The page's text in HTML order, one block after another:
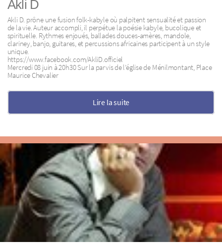
Akli D
Akli D. prône une fusion folk-kabyle où palpitent sensualité et passion
de la vie. Auteur accompli, il perpétue la poésie kabyle, bucolique et
spirituelle. Rythmes enjoués, ballades douces-amères, mandole,
clariney, banjo, guitares, et percussions africaines participent à un style
unique.
https://www.facebook.com/AkliD.officiel
Mercredi 08 juin à 20h30 Sur la parvis de l’église de Ménilmontant, Place
Maurice Chevalier
Lire la suite